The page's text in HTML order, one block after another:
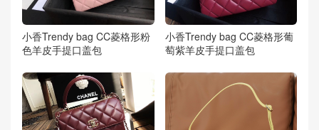
小香Trendy bag CC菱格形粉
色羊皮手提口盖包
小香Trendy bag CC菱格形葡
萄紫羊皮手提口盖包